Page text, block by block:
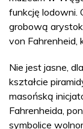
funkcję lodowni.
grobową
von Fahrenheid,
Nie jest jasne,
kształcie
masońską
Fahrenheida,
symbolice